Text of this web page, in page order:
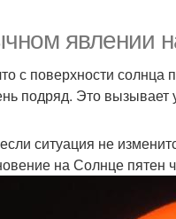
явлении
с поверхности солнца
подряд. Это вызывает
ситуация не
на Солнце пятен